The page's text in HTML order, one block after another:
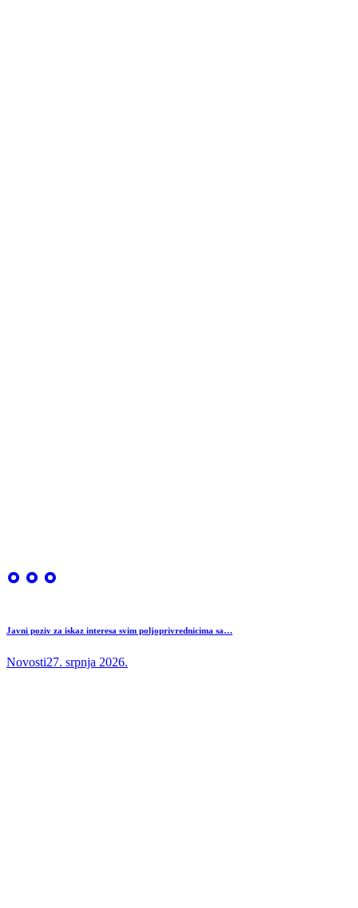
Javni poziv za iskaz interesa svim poljoprivrednicima sa…
Novosti27. srpnja 2026.